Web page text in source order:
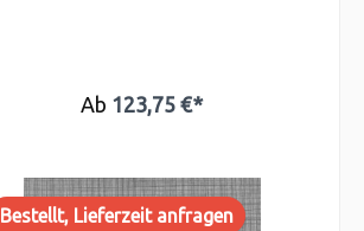
Ab 123,75 €*
Bestellt, Lieferzeit anfragen